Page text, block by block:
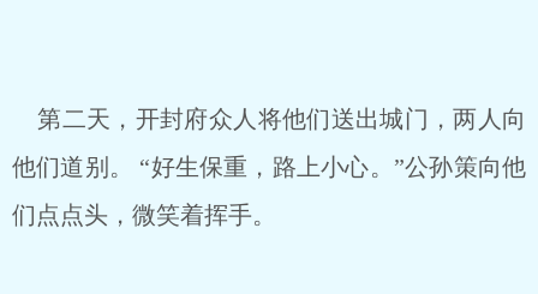
第二天，开封府众人将他们送出城门，两人向
他们道别。 “好生保重，路上小心。”公孙策向他
们点点头，微笑着挥手。